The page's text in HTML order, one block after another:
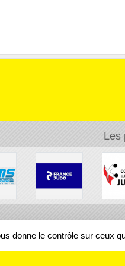
Les
donne le contrôle sur ceux